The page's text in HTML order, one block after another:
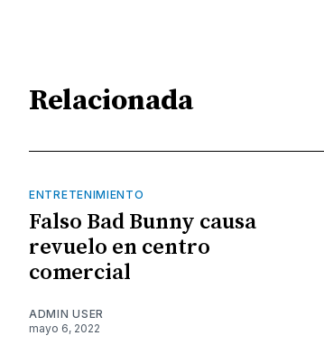
Relacionada
ENTRETENIMIENTO
Falso Bad Bunny causa
revuelo en centro
comercial
ADMIN USER
mayo 6, 2022